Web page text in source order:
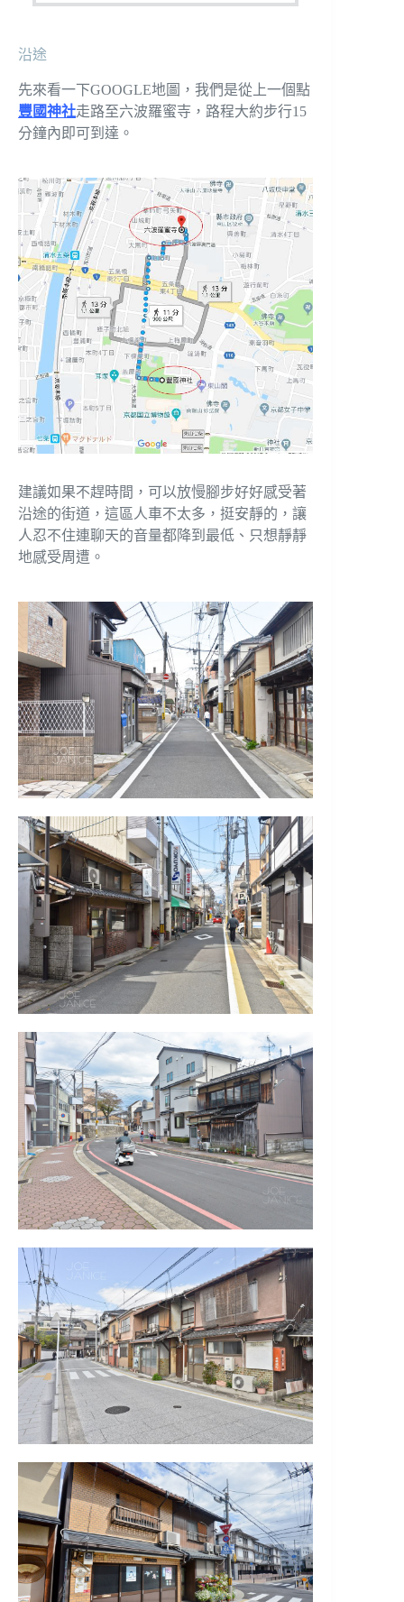
沿途
先來看一下GOOGLE地圖，我們是從上一個點
豐國神社走路至六波羅蜜寺，路程大約步行15
分鐘內即可到達。
建議如果不趕時間，可以放慢腳步好好感受著
沿途的街道，這區人車不太多，挺安靜的，讓
人忍不住連聊天的音量都降到最低、只想靜靜
地感受周遭。